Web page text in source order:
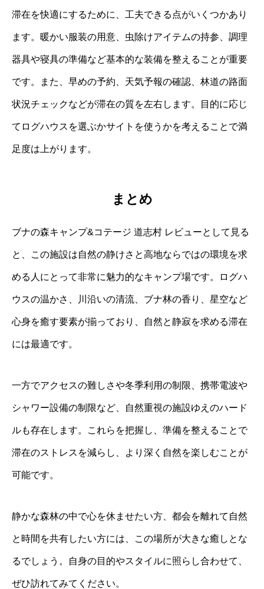
滞在を快適にするために、工夫できる点がいくつかあり
ます。暖かい服装の用意、虫除けアイテムの持参、調理
器具や寝具の準備など基本的な装備を整えることが重要
です。また、早めの予約、天気予報の確認、林道の路面
状況チェックなどが滞在の質を左右します。目的に応じ
てログハウスを選ぶかサイトを使うかを考えることで満
足度は上がります。
まとめ
ブナの森キャンプ&コテージ 道志村 レビューとして見る
と、この施設は自然の静けさと高地ならではの環境を求
める人にとって非常に魅力的なキャンプ場です。ログハ
ウスの温かさ、川沿いの清流、ブナ林の香り、星空など
心身を癒す要素が揃っており、自然と静寂を求める滞在
には最適です。
一方でアクセスの難しさや冬季利用の制限、携帯電波や
シャワー設備の制限など、自然重視の施設ゆえのハード
ルも存在します。これらを把握し、準備を整えることで
滞在のストレスを減らし、より深く自然を楽しむことが
可能です。
静かな森林の中で心を休ませたい方、都会を離れて自然
と時間を共有したい方には、この場所が大きな癒しとな
るでしょう。自身の目的やスタイルに照らし合わせて、
ぜひ訪れてみてください。